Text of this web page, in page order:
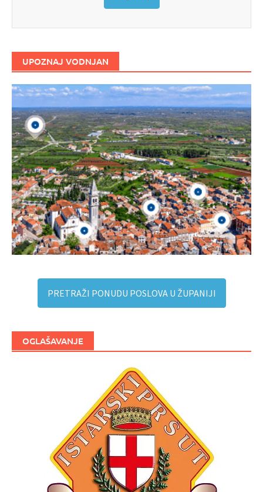
UPOZNAJ VODNJAN
PRETRAŽI PONUDU POSLOVA U ŽUPANIJI
OGLAŠAVANJE